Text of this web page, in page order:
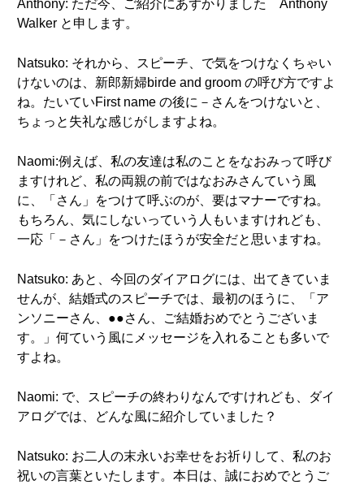
Anthony: ただ今、ご紹介にあずかりました Anthony
Walker と申します。
Natsuko: それから、スピーチ、で気をつけなくちゃい
けないのは、新郎新婦birde and groom の呼び方ですよ
ね。たいていFirst name の後に－さんをつけないと、
ちょっと失礼な感じがしますよね。
Naomi:例えば、私の友達は私のことをなおみって呼び
ますけれど、私の両親の前ではなおみさんていう風
に、「さん」をつけて呼ぶのが、要はマナーですね。
もちろん、気にしないっていう人もいますけれども、
一応「－さん」をつけたほうが安全だと思いますね。
Natsuko: あと、今回のダイアログには、出てきていま
せんが、結婚式のスピーチでは、最初のほうに、「ア
ンソニーさん、●●さん、ご結婚おめでとうございま
す。」何ていう風にメッセージを入れることも多いで
すよね。
Naomi: で、スピーチの終わりなんですけれども、ダイ
アログでは、どんな風に紹介していました？
Natsuko: お二人の末永いお幸せをお祈りして、私のお
祝いの言葉といたします。本日は、誠におめでとうご